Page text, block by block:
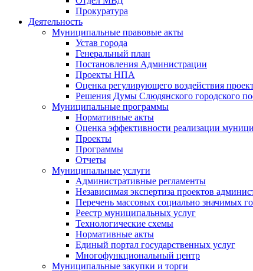
Прокуратура
Деятельность
Муниципальные правовые акты
Устав города
Генеральный план
Постановления Администрации
Проекты НПА
Оценка регулирующего воздействия
Решения Думы Слюдянского городского
Муниципальные программы
Нормативные акты
Оценка эффективности реализации
Проекты
Программы
Отчеты
Муниципальные услуги
Административные регламенты
Независимая экспертиза проектов
Перечень массовых социально значимых
Реестр муниципальных услуг
Технологические схемы
Нормативные акты
Единый портал государственных услуг
Многофункциональный центр
Муниципальные закупки и торги